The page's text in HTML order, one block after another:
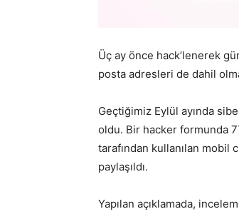
Üç ay önce hack’lenerek
posta adresleri de dahil
Geçtiğimiz Eylül ayında
oldu. Bir hacker formunda
tarafından kullanılan
paylaşıldı.
Yapılan açıklamada,